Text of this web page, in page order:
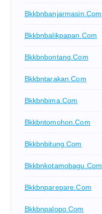
Bkkbnbanjarmasin.com
Bkkbnbalikpapan.com
Bkkbnbontang.com
Bkkbntarakan.com
Bkkbnbima.com
Bkkbntomohon.com
Bkkbnbitung.com
Bkkbnkotamobagu.com
Bkkbnparepare.com
Bkkbnpalopo.com